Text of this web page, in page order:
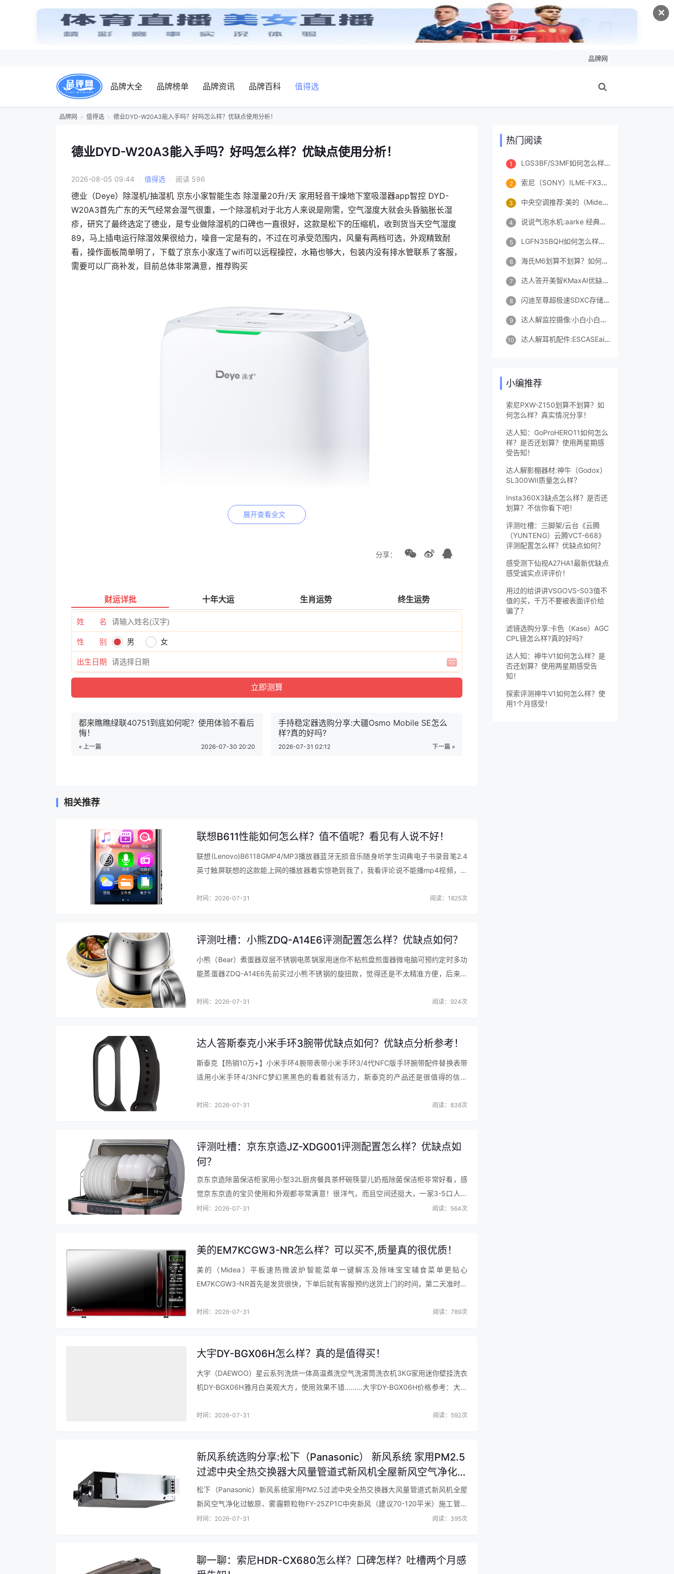
✕
品牌网
品牌大全 品牌榜单 品牌资讯 品牌百科 值得选
品牌网 值得选 德业DYD-W20A3能入手吗？好吗怎么样？优缺点使用分析！
德业DYD-W20A3能入手吗？好吗怎么样？优缺点使用分析！
2026-08-05 09:44 值得选 阅读 596
德业（Deye）除湿机/抽湿机 京东小家智能生态 除湿量20升/天 家用轻音干燥地下室吸湿器app智控 DYD-
W20A3首先广东的天气经常会湿气很重，一个除湿机对于北方人来说是刚需，空气湿度大就会头昏脑胀长湿
疹，研究了最终选定了德业，是专业做除湿机的口碑也一直很好，这款是松下的压缩机，收到货当天空气湿度
89，马上插电运行除湿效果很给力，噪音一定是有的，不过在可承受范围内，风量有两档可选，外观精致耐
看，操作面板简单明了，下载了京东小家连了wifi可以远程操控，水箱也够大，包装内没有排水管联系了客服，
需要可以厂商补发，目前总体非常满意，推荐购买
德业DYD-W20A3价格参考：
德业（Deye）除湿机/抽湿机 京东小家智能生态 除湿量20升/天 家用轻音干燥地下室吸湿器app智控 DYD-
W20A3活动到手价格1099元
商品名称：德业DYD-W20A3
商品毛重：13.48kg
商品产地：中国大陆
附带排水管：无
自动摆风：无
适用面积：20-40㎡
特色功能：湿度监控，水满停机，万向轮
日除湿量：13-20L
适用场景：家用
1、德业DYD-W20A3除湿机产品：除湿效果好，老婆说他们家专门做除湿机的，价格一千以内，可以接受。客
服态度好。售后保障：有“无理由退货”，电商中售后做得不错。价格：相当实惠，相当满意。在京东上买东西比
较舒心，送货快基本第二天到达，包装完善，生产日期很近，自营自动开发票，省去沟通的麻烦。快递小哥也
非常好沟通（京东给快递小哥买了社会保险，快递小哥作为京东员工服务态度好，京东买东西久了都和小哥成
了熟人）抽湿机非常适合南方的梅雨天气，特别到了严重的季节，墙壁都挂着水珠，家中备一个有备无患。这
2、德业DYD-W20A3除湿机除湿效果：开机时80多，用了一会儿就降到70了。除湿效果不错！外观设计轻
展开查看全文
分享：
财运详批 十年大运 生肖运势 终生运势
姓 名
性 别 男 女
出生日期
都来瞧瞧绿联40751到底如何呢？使用体验不看后
悔！
« 上一篇 2026-07-30 20:20
手持稳定器选购分享:大疆Osmo Mobile SE怎么
样?真的好吗?
下一篇 »
2026-07-31 02:12
相关推荐
联想B611性能如何怎么样？值不值呢？看见有人说不好！
联想(Lenovo)B6118GMP4/MP3播放器蓝牙无损音乐随身听学生词典电子书录音笔2.4
英寸触屏联想的这款能上网的播放器着实惊艳到我了，我看评论说不能播mp4视频，收
时间：2026-07-31 阅读：1825次
评测吐槽：小熊ZDQ-A14E6评测配置怎么样？优缺点如何？
小熊（Bear）煮蛋器双层不锈钢电蒸锅家用迷你不粘煎盘煎蛋器微电脑可预约定时多功
能蒸蛋器ZDQ-A14E6先前买过小熊不锈钢的旋扭款，觉得还是不太精准方便，后来退
餐…
时间：2026-07-31 阅读：924次
达人答斯泰克小米手环3腕带优缺点如何？优缺点分析参考！
斯泰克【热销10万+】小米手环4腕带表带小米手环3/4代NFC版手环腕带配件替换表带
适用小米手环4/3NFC梦幻黑黑色的看着就有活力，斯泰克的产品还是很值得的信赖
质…
时间：2026-07-31 阅读：838次
评测吐槽：京东京造JZ-XDG001评测配置怎么样？优缺点如
何？
京东京造除菌保洁柜家用小型32L厨房餐具茶杯碗筷婴儿奶瓶除菌保洁柜非常好看，感
觉京东京造的宝贝使用和外观都非常满意！很洋气，而且空间还挺大，一家3-5口人使
用刚刚好，节省空间，消毒时间30-60分钟，每10分钟一个选项，这是我最喜欢的地
时间：2026-07-31 阅读：564次
美的EM7KCGW3-NR怎么样？可以买不,质量真的很优质！
美的（Midea）平板速热微波炉智能菜单一键解冻及除味宝宝辅食菜单更贴心
EM7KCGW3-NR首先是发货很快，下单后就有客服预约送货上门的时间，第二天准时送
加热好清…
时间：2026-07-31 阅读：789次
大宇DY-BGX06H怎么样？真的是值得买！
大宇（DAEWOO）星云系列洗烘一体高温煮洗空气洗滚筒洗衣机3KG家用迷你壁挂洗衣
机DY-BGX06H雅月白美观大方，使用效果不错………大宇DY-BGX06H价格参考：大宇
时间：2026-07-31 阅读：592次
新风系统选购分享:松下（Panasonic） 新风系统 家用PM2.5
过滤中央全热交换器大风量管道式新风机全屋新风空气净化过
敏原、雾霾颗粒物 FY-25ZP1C中央新风（建议70-120平
米）怎么样?真的好吗?
松下（Panasonic）新风系统家用PM2.5过滤中央全热交换器大风量管道式新风机全屋
新风空气净化过敏原、雾霾颗粒物FY-25ZP1C中央新风（建议70-120平米）施工管路
很规整，用的是松下专用的管子和分风箱，风量测量都达标，这款少了W…
时间：2026-07-31 阅读：395次
聊一聊：索尼HDR-CX680怎么样？口碑怎样？吐槽两个月感
热门阅读
1 LGS3BF/S3MF如何怎么样？口碑怎样？入手超值的吗？
2 索尼（SONY）ILME-FX3入手点评推荐
3 中央空调推荐:美的（Midea）KFR-72T2W/B3DN1-LX(1)Ⅲ
4 说说气泡水机:aarke 经典C3气泡水机厨房家用商用多用途操作简单不用电安全环保便携高颜值不锈钢情人节38节送礼 经典银真的好吗?配置怎么样？
5 LGFN35BQH如何怎么样？两个月评测感受！
6 海氏M6划算不划算？如何怎么样？真实情况分享！
7 达人答开美智KMaxAI优缺点如何？优缺点分析参考！
8 闪迪至尊超极速SDXC存储卡划算不划算？如何怎么样？不看必然后悔！
9 达人解监控摄像:小白小白智能摄像机Y3云台尊享版质量怎么样？
10 达人解耳机配件:ESCASEairpods 3保护套质量怎么样？
小编推荐
索尼PXW-Z150划算不划算？如
何怎么样？真实情况分享！
达人知：GoProHERO11如何怎么
样？是否还划算？使用两星期感
受告知！
达人解影棚器材:神牛（Godox）
SL300WII质量怎么样？
Insta360X3缺点怎么样？是否还
划算？不信你看下吧！
评测吐槽：三脚架/云台《云腾
（YUNTENG）云腾VCT-668》
评测配置怎么样？优缺点如何？
感受测下仙视A27HA1最新优缺点
感受诚实点评评价！
用过的给讲讲VSGOVS-S03值不
值的买，千万不要被表面评价给
骗了？
滤镜选购分享:卡色（Kase）AGC
CPL镜怎么样?真的好吗?
达人知：神牛V1如何怎么样？是
否还划算？使用两星期感受告
知！
探索评测神牛V1如何怎么样？使
用1个月感受！